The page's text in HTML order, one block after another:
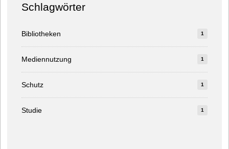
Schlagwörter
Bibliotheken 1
Mediennutzung 1
Schutz 1
Studie 1